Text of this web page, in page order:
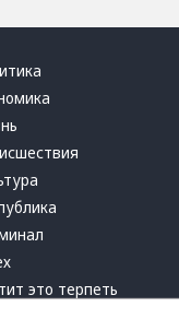
это терпеть